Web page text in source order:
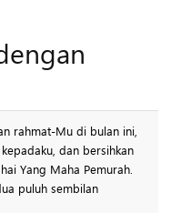
rahmat-Mu di bulan ini,
dan bersihkan
Yang Maha Pemurah.
puluh sembilan